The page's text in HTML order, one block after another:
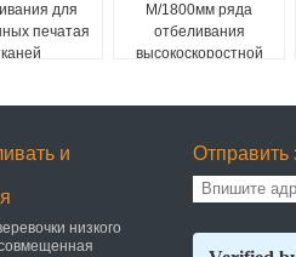
для
печатая
М/1800мм ряда
отбеливания
высокоскоростной
и
низкого
Отправить